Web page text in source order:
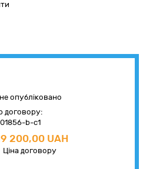
опубліковано
договору:
b-c1
200,00 UAH
Ціна договору